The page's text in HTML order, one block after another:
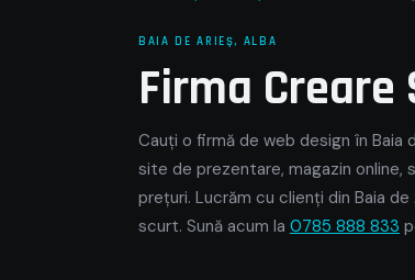
BAIA DE ARIEŞ, ALBA
Firma Creare
Cauți o firmă de web design în Baia
site de prezentare, magazin online,
prețuri. Lucrăm cu clienți din Baia
scurt. Sună acum la 0785 888 833